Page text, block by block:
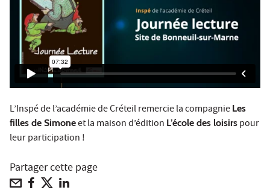
L’Inspé de l’académie de Créteil remercie la compagnie Les
filles de Simoneet la maison d’édition L’école des loisirs pour
leur participation !
Partager cette page